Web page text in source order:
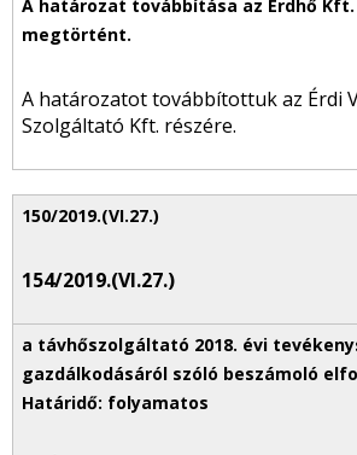
A határozatot továbbítottuk az Érdi
Szolgáltató Kft. részére.
154/2019.(VI.27.)